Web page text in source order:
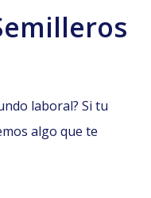
laboral? Si tu
algo que te